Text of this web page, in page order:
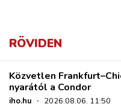
RÖVIDEN
Közvetlen
nyarától a Condor
iho.hu · 2026.08.06. 11:50